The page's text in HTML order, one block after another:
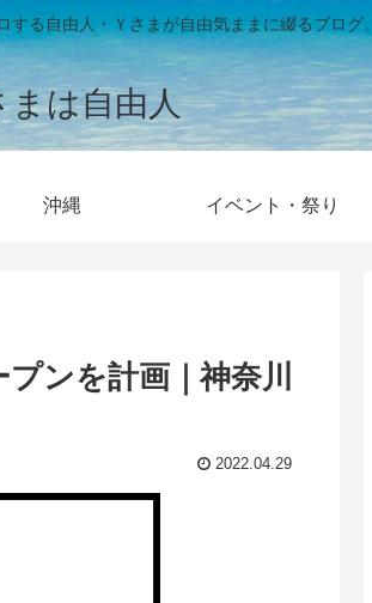
る自由人・Ｙさまが自由気ままに綴るブログ。
まは自由人
沖縄 イベント・祭り
ンを計画｜神奈川
2022.04.29